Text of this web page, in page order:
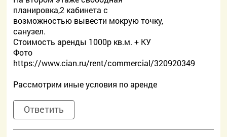
планировка,2 кабинета с
возможностью вывести мокрую точку,
санузел.
Стоимость аренды 1000р кв.м. + КУ
Фото
https://www.cian.ru/rent/commercial/320920349
Рассмотрим иные условия по аренде
Ответить